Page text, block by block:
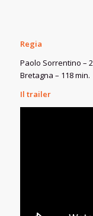
Regia
Paolo Sorrentino –
Bretagna – 118 min.
Il trailer